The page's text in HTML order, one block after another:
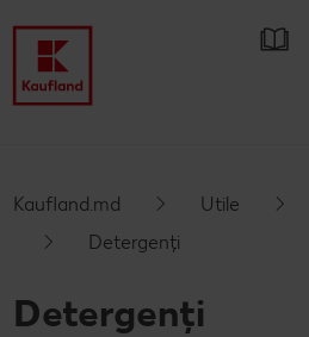
Prezentare Generala Oferte
Catalogul actual
Kaufland Card XTRA
Cupoane XTRA
Sortiment
Kaufland.md Utile
Detergenți
Detergenți